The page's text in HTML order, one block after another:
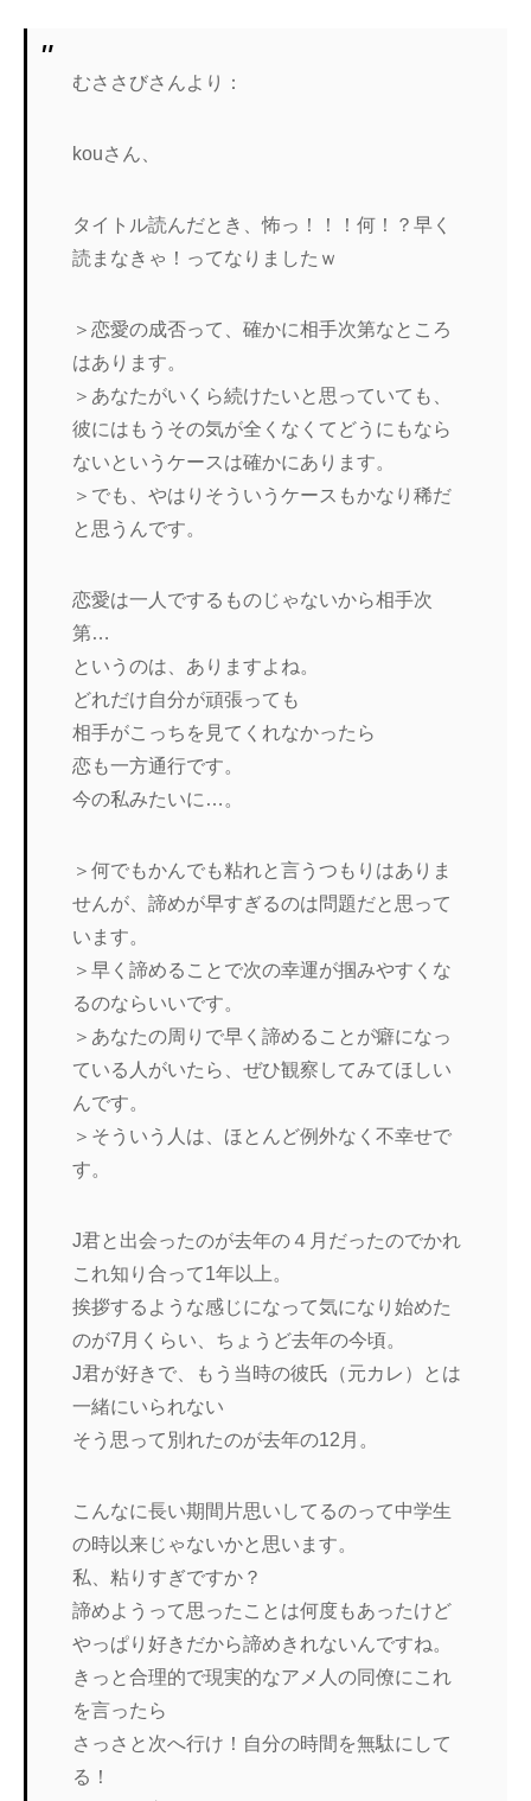
むささびさんより：
kouさん、
タイトル読んだとき、怖っ！！！何！？早く
読まなきゃ！ってなりましたｗ
＞恋愛の成否って、確かに相手次第なところ
はあります。
＞あなたがいくら続けたいと思っていても、
彼にはもうその気が全くなくてどうにもなら
ないというケースは確かにあります。
＞でも、やはりそういうケースもかなり稀だ
と思うんです。
恋愛は一人でするものじゃないから相手次
第…
というのは、ありますよね。
どれだけ自分が頑張っても
相手がこっちを見てくれなかったら
恋も一方通行です。
今の私みたいに…。
＞何でもかんでも粘れと言うつもりはありま
せんが、諦めが早すぎるのは問題だと思って
います。
＞早く諦めることで次の幸運が掴みやすくな
るのならいいです。
＞あなたの周りで早く諦めることが癖になっ
ている人がいたら、ぜひ観察してみてほしい
んです。
＞そういう人は、ほとんど例外なく不幸せで
す。
J君と出会ったのが去年の４月だったのでかれ
これ知り合って1年以上。
挨拶するような感じになって気になり始めた
のが7月くらい、ちょうど去年の今頃。
J君が好きで、もう当時の彼氏（元カレ）とは
一緒にいられない
そう思って別れたのが去年の12月。
こんなに長い期間片思いしてるのって中学生
の時以来じゃないかと思います。
私、粘りすぎですか？
諦めようって思ったことは何度もあったけど
やっぱり好きだから諦めきれないんですね。
きっと合理的で現実的なアメ人の同僚にこれ
を言ったら
さっさと次へ行け！自分の時間を無駄にして
る！